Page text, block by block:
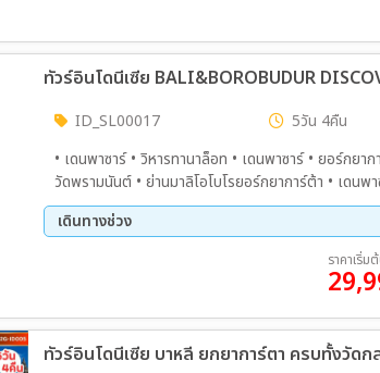
ทัวร์อินโดนีเซีย BALI&BOROBUDUR
ID_SL00017 5วัน 4คืน
• เดนพาซาร์ • วิหารทานาล็อท • เดนพาซาร์ • ยอร์กยา
วัดพรามนันต์ • ย่านมาลิโอโบโรยอร์กยาการ์ต้า • เดน
ระบำเกอจัก (รวมโชว์) •วัดเบซากีย์ •เทือกเขา
ศักดิ์สิทธิ์ TEMPAKSIRING •ช็อปปิ้งของที่ระลึก
เดินทางช่วง
25 ส.ค. 69 -
15 ก.ย. 69 -
21 ต.ค. 69 - 25 ต.ค. 69
28 ต.ค. 69 -
11 พ.ย. 69 - 15 พ.ย. 69
18 พ.ย. 69 -
ราคาเริ่ม
ทัวร์อินโดนีเซีย บาหลี ยกยาการ์ตา ครบทั้งวัด